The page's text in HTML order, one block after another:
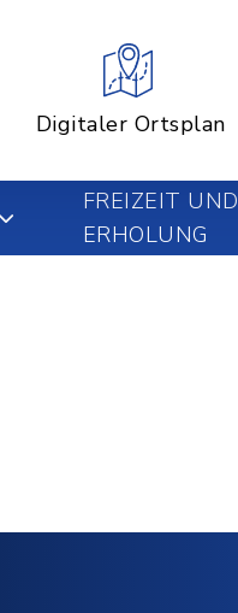
Digitaler Ortsplan
FREIZEIT UND
ERHOLUNG